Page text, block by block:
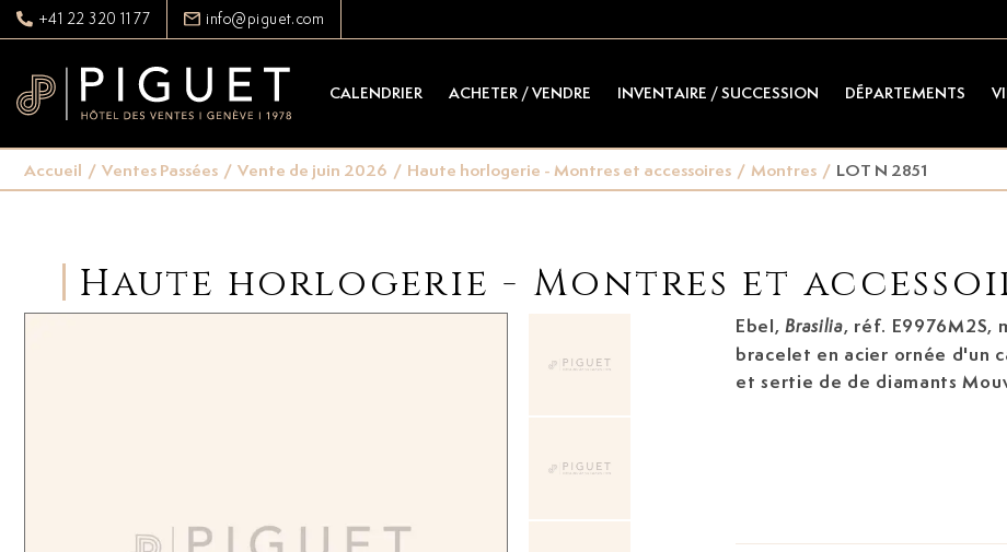
+41 22 320 11 77 info@piguet.com
CALENDRIER ACHETER / VENDRE INVENTAIRE / SUCCESSION DÉPARTEMENTS
Accueil / Ventes Passées / Vente de juin 2026 / Haute horlogerie - Montres et accessoires / Montres / LOT N 2851
Haute horlogerie - Montres et
Ebel,Brasilia, réf. E9976M2S,
bracelet en acier ornée d'un
et sertie de de diamants